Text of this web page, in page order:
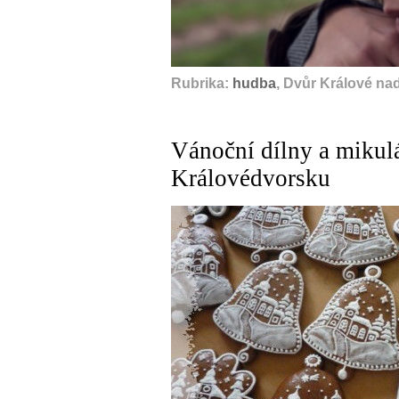
Rubrika: hudba, Dvůr Králové
Vánoční dílny a
Královédvorsku